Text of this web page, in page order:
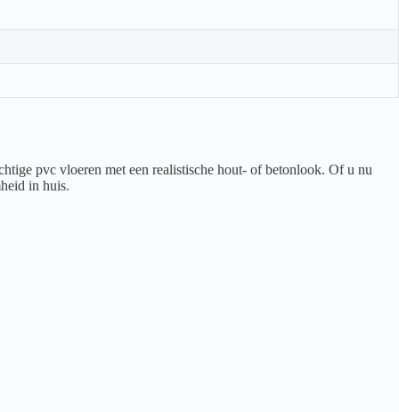
pvc vloeren met een realistische hout- of betonlook. Of u nu
in huis.